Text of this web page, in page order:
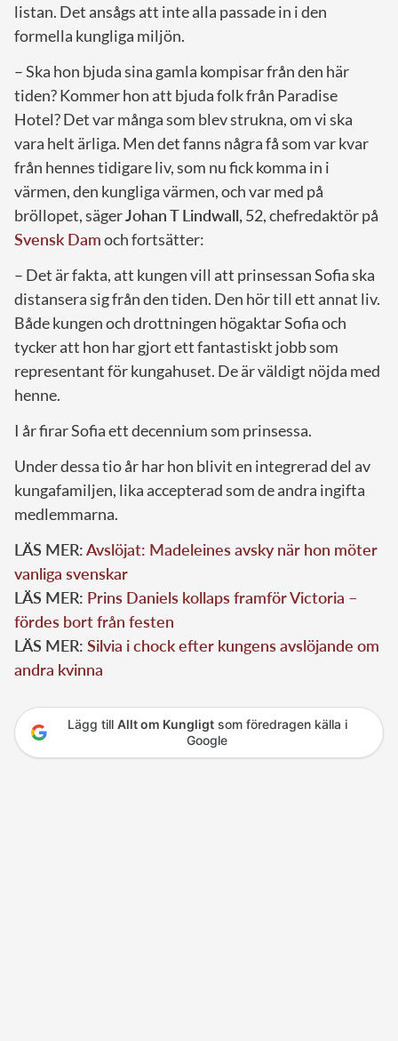
listan. Det ansågs att inte alla passade in i den
formella kungliga miljön.
– Ska hon bjuda sina gamla kompisar från den här
tiden? Kommer hon att bjuda folk från Paradise
Hotel? Det var många som blev strukna, om vi ska
vara helt ärliga. Men det fanns några få som var kvar
från hennes tidigare liv, som nu fick komma in i
värmen, den kungliga värmen, och var med på
bröllopet, sägerJohan T Lindwall, 52, chefredaktör på
Svensk Damoch fortsätter:
– Det är fakta, att kungen vill att prinsessan Sofia ska
distansera sig från den tiden. Den hör till ett annat liv.
Både kungen och drottningen högaktar Sofia och
tycker att hon har gjort ett fantastiskt jobb som
representant för kungahuset. De är väldigt nöjda med
henne.
I år firar Sofia ett decennium som prinsessa.
Under dessa tio år har hon blivit en integrerad del av
kungafamiljen, lika accepterad som de andra ingifta
medlemmarna.
LÄS MER:Avslöjat: Madeleines avsky när hon möter
vanliga svenskar
LÄS MER: Prins Daniels kollaps framför Victoria –
fördes bort från festen
LÄS MER: Silvia i chock efter kungens avslöjande om
andra kvinna
Lägg till Allt om Kungligtsom föredragen källa i
Google